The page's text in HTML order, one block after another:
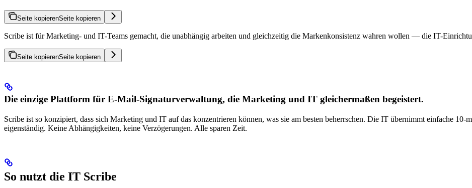
Seite kopierenSeite kopieren
Scribe ist für Marketing- und IT-Teams gemacht, die unabhängig arbeiten und gleichzeitig die Markenkonsistenz wahren wollen — die IT-
Seite kopierenSeite kopieren
Die einzige Plattform für E-Mail-Signaturverwaltung, die Marketing und IT gleichermaßen begeistert.
Scribe ist so konzipiert, dass sich Marketing und IT auf das konzentrieren können, was sie am besten beherrschen. Die IT übernimmt einfache 10-
eigenständig. Keine Abhängigkeiten, keine Verzögerungen. Alle sparen Zeit.
So nutzt die IT Scribe